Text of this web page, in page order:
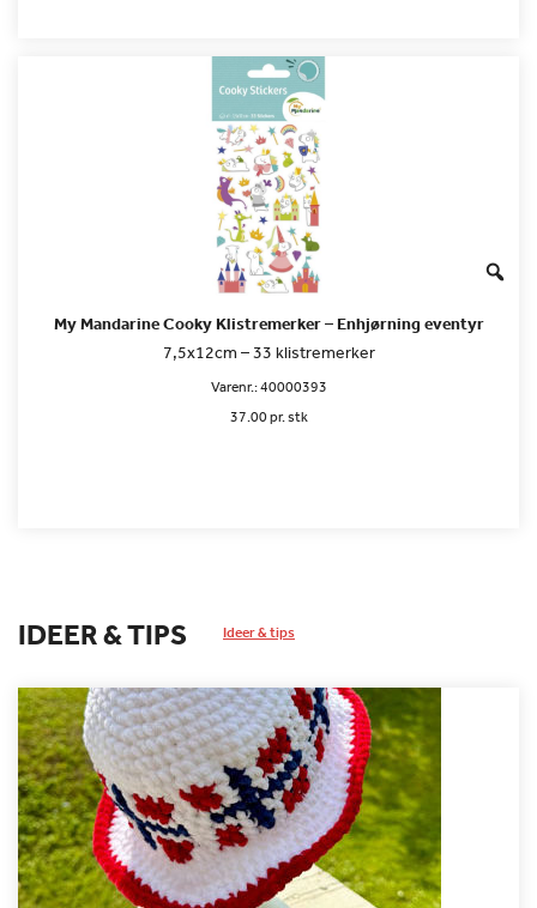
My Mandarine Cooky Klistremerker – Enhjørning eventyr
7,5x12cm – 33 klistremerker
Varenr.:40000393
37.00 pr. stk
IDEER & TIPS Ideer & tips